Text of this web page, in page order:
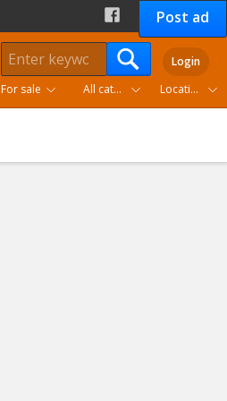
Post ad
Login
For sale
All categories Location